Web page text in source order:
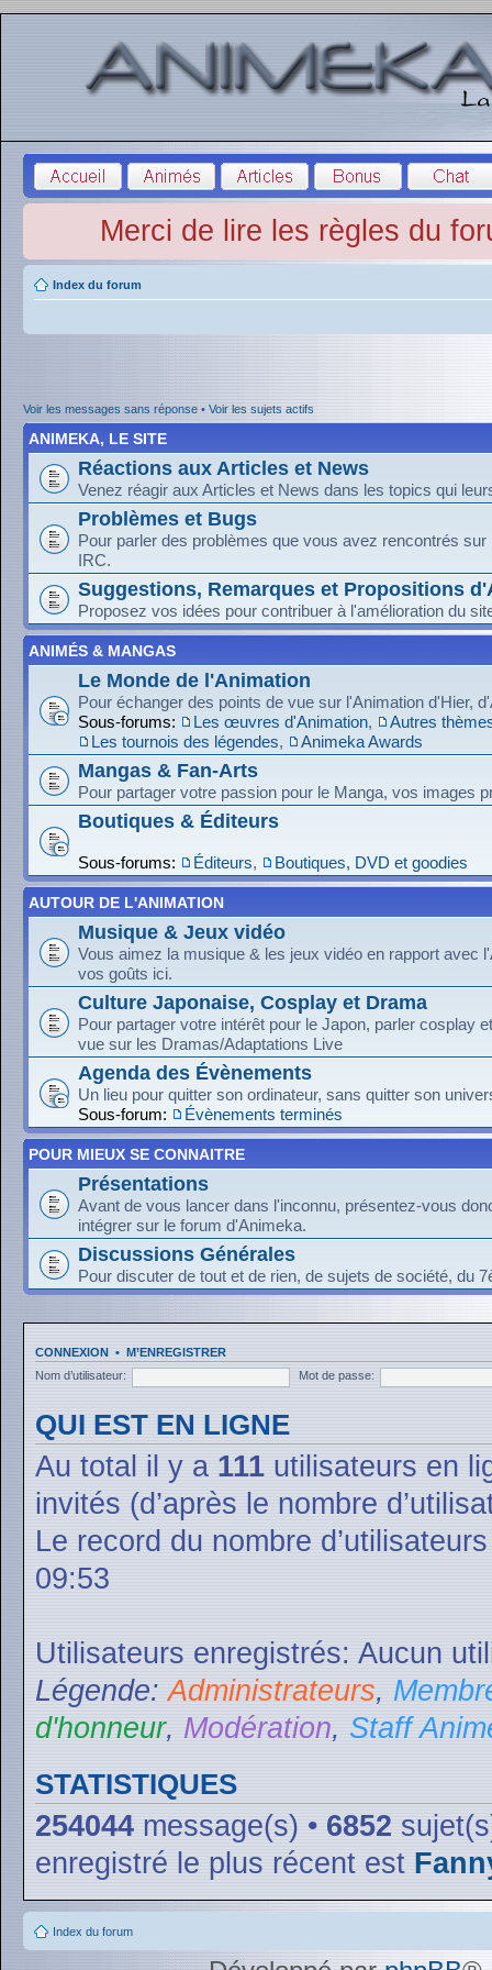
Merci de lire les règles du
Index du forum
Voir les messages sans réponse • Voir les sujets actifs
ANIMEKA, LE SITE
Réactions aux Articles et News
Venez réagir aux Articles et News dans les topics qui
Problèmes et Bugs
Pour parler des problèmes que vous avez rencontrés
IRC.
Suggestions, Remarques et Propositions
Proposez vos idées pour contribuer à l'amélioration du
ANIMÉS & MANGAS
Le Monde de l'Animation
Pour échanger des points de vue sur l'Animation d'Hier,
Sous-forums:
Les œuvres d'Animation,
Autres
Les tournois des légendes, Animeka Awards
Mangas & Fan-Arts
Pour partager votre passion pour le Manga, vos images
Boutiques & Éditeurs
Sous-forums: Éditeurs, Boutiques, DVD et goodies
AUTOUR DE L'ANIMATION
Musique & Jeux vidéo
Vous aimez la musique & les jeux vidéo en rapport avec
vos goûts ici.
Culture Japonaise, Cosplay et Drama
Pour partager votre intérêt pour le Japon, parler cosplay
vue sur les Dramas/Adaptations Live
Agenda des Évènements
Un lieu pour quitter son ordinateur, sans quitter son
Sous-forum:
Évènements terminés
POUR MIEUX SE CONNAITRE
Présentations
Avant de vous lancer dans l'inconnu, présentez-vous
intégrer sur le forum d'Animeka.
Discussions Générales
Pour discuter de tout et de rien, de sujets de société, du
CONNEXION • M’ENREGISTRER
Nom d’utilisateur:
Mot de passe:
QUI EST EN LIGNE
Au total il y a 111 utilisateurs en
invités (d’après le nombre
Le record du nombre
09:53
Utilisateurs enregistrés: Aucun
Légende:Administrateurs,
d'honneur, Modération, Staff
STATISTIQUES
254044 message(s) • 6852
enregistré le plus récent est
Index du forum